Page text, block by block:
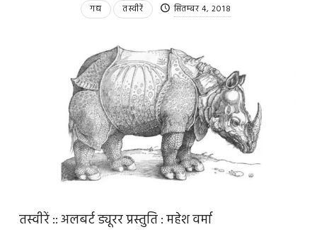
गद्य तस्वीरें सितम्बर 4, 2018
तस्वीरें :: अलबर्ट ड्यूरर प्रस्तुति : महेश वर्मा